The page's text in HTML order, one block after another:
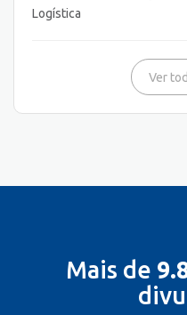
Logística
Ver
Mais de